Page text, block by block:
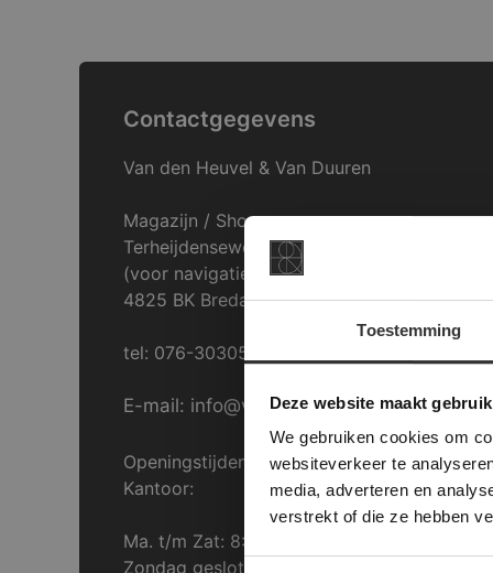
Toestemming
Deze website maakt
We gebruiken cookies om
websiteverkeer te
media, adverteren en
verstrekt of die ze hebben
Contactgegevens
Van den Heuvel & Van Duuren
Magazijn / Showroom:
Terheijdenseweg 469
(voor navigatie: Hazepad 17)
4825 BK Breda
tel: 076-3030554
E-mail: info@vdh-vd.nl
Openingstijden Breda:
Kantoor:
Ma. t/m Zat: 8:30 tot 17:00
Zondag gesloten.
Deze
onze